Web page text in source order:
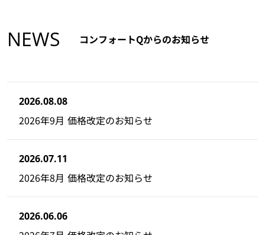
NEWS コンフォートQからのお知らせ
2026.08.08
2026年9月 価格改定のお知らせ
2026.07.11
2026年8月 価格改定のお知らせ
2026.06.06